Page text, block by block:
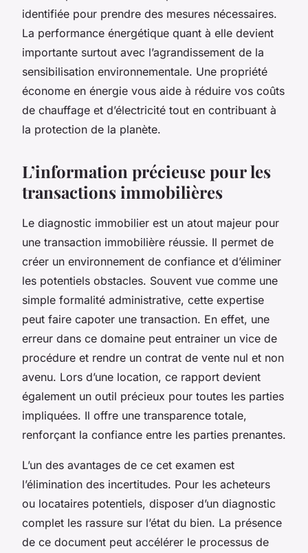
identifiée pour prendre des mesures nécessaires.
La performance énergétique quant à elle devient
importante surtout avec l’agrandissement de la
sensibilisation environnementale. Une propriété
économe en énergie vous aide à réduire vos coûts
de chauffage et d’électricité tout en contribuant à
la protection de la planète.
L’information précieuse pour les
transactions immobilières
Le diagnostic immobilier est un atout majeur pour
une transaction immobilière réussie. Il permet de
créer un environnement de confiance et d’éliminer
les potentiels obstacles. Souvent vue comme une
simple formalité administrative, cette expertise
peut faire capoter une transaction. En effet, une
erreur dans ce domaine peut entrainer un vice de
procédure et rendre un contrat de vente nul et non
avenu. Lors d’une location, ce rapport devient
également un outil précieux pour toutes les parties
impliquées. Il offre une transparence totale,
renforçant la confiance entre les parties prenantes.
L’un des avantages de ce cet examen est
l’élimination des incertitudes. Pour les acheteurs
ou locataires potentiels, disposer d’un diagnostic
complet les rassure sur l’état du bien. La présence
de ce document peut accélérer le processus de